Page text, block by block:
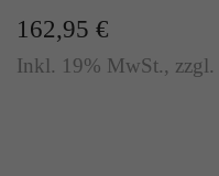
162,95 €
Inkl. 19% MwSt., zzgl.